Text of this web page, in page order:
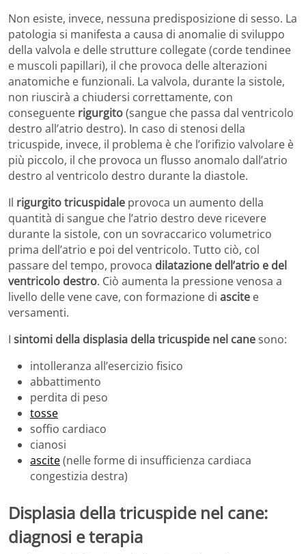
Non esiste, invece, nessuna predisposizione di sesso. La
patologia si manifesta a causa di anomalie di sviluppo
della valvola e delle strutture collegate (corde tendinee
e muscoli papillari), il che provoca delle alterazioni
anatomiche e funzionali. La valvola, durante la sistole,
non riuscirà a chiudersi correttamente, con
conseguente rigurgito(sangue che passa dal ventricolo
destro all’atrio destro). In caso di stenosi della
tricuspide, invece, il problema è che l’orifizio valvolare è
più piccolo, il che provoca un flusso anomalo dall’atrio
destro al ventricolo destro durante la diastole.
Il rigurgito tricuspidale provoca un aumento della
quantità di sangue che l’atrio destro deve ricevere
durante la sistole, con un sovraccarico volumetrico
prima dell’atrio e poi del ventricolo. Tutto ciò, col
passare del tempo, provoca dilatazione dell’atrio e del
ventricolo destro. Ciò aumenta la pressione venosa a
livello delle vene cave, con formazione di ascite e
versamenti.
I sintomi della displasia della tricuspide nel canesono:
intolleranza all’esercizio fisico
abbattimento
perdita di peso
tosse
soffio cardiaco
cianosi
ascite(nelle forme di insufficienza cardiaca
congestizia destra)
Displasia della tricuspide nel cane:
diagnosi e terapia